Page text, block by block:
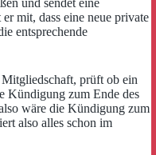
und sendet eine
mit, dass eine neue private
entsprechende
prüft ob ein
Kündigung zum Ende des
wäre die Kündigung zum
also alles schon im